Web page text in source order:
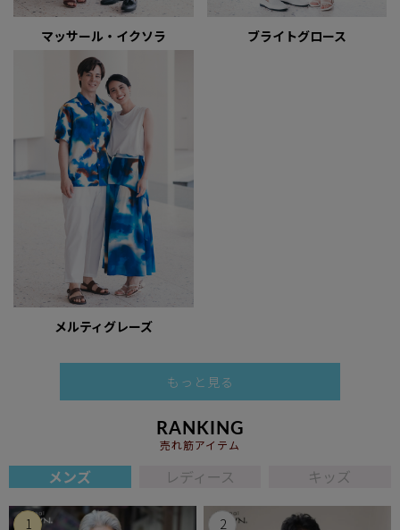
マッサール・イクソラ ブライトグロース
メルティグレーズ
もっと見る
RANKING
売れ筋アイテム
メンズ レディース キッズ